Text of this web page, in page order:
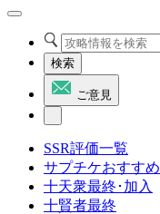
検索
ご意見
SSR評価一覧
サプチケおすすめ
十天衆最終･加入
十賢者最終